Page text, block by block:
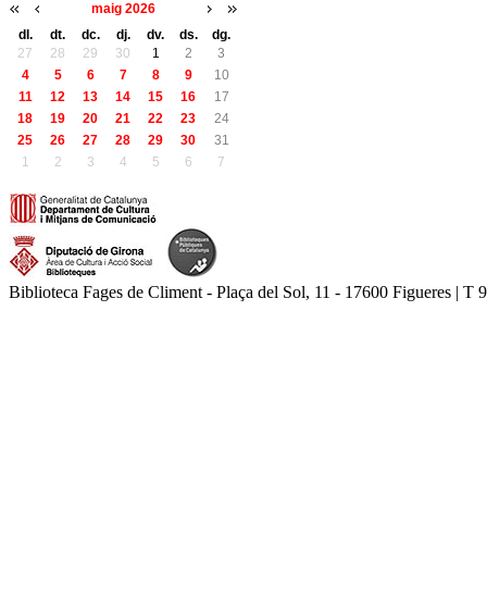
maig 2026
dl.
dt. dc. dj. dv. ds.
dg.
27
28 29 30 1 2
3
4
5 6 7 8 9
10
11
12 13 14 15 16
17
18
19 20 21 22 23
24
25
26 27 28 29 30
31
1
2 3 4 5 6 7
Biblioteca Fages de Climent - Plaça del Sol, 11 - 17600 Figueres |